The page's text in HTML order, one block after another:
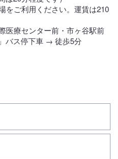
をご利用ください。運賃は210
医療センター前・市ヶ谷駅前
バス停下車 → 徒歩5分